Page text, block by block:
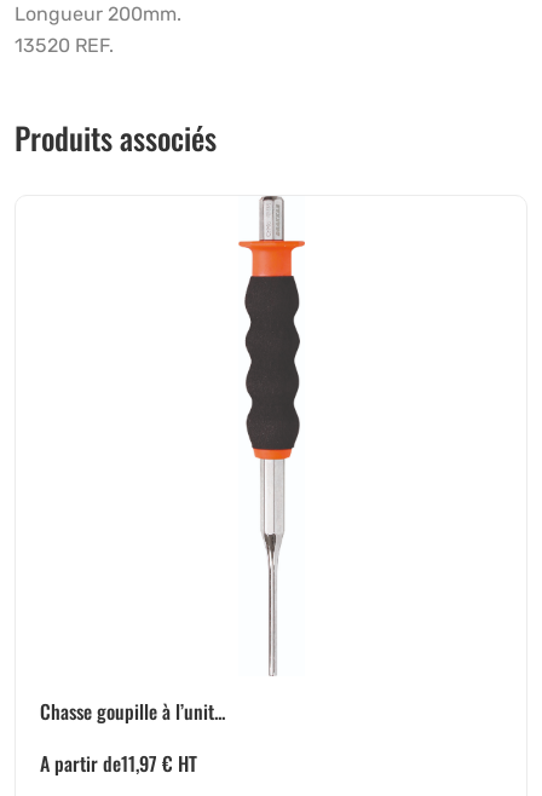
Longueur 200mm.
13520 REF.
Produits associés
Chasse goupille à l’unit...
A partir de11,97 € HT